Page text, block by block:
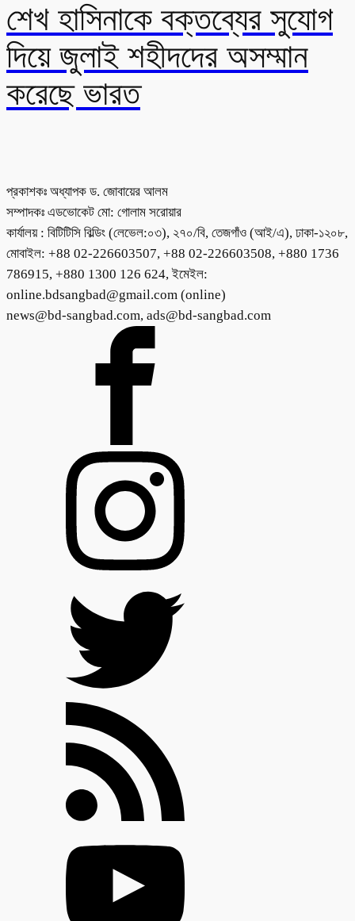
শেখ হাসিনাকে বক্তব্যের সুযোগ
দিয়ে জুলাই শহীদদের অসম্মান
করেছে ভারত
প্রকাশকঃ অধ্যাপক ড. জোবায়ের আলম
সম্পাদকঃ এডভোকেট মো: গোলাম সরোয়ার
কার্যালয় : বিটিটিসি বিল্ডিং (লেভেল:০৩), ২৭০/বি, তেজগাঁও (আই/এ), ঢাকা-১২০৮,
মোবাইল: +88 02-226603507, +88 02-226603508, +880 1736
786915, +880 1300 126 624, ইমেইল:
online.bdsangbad@gmail.com (online)
news@bd-sangbad.com, ads@bd-sangbad.com